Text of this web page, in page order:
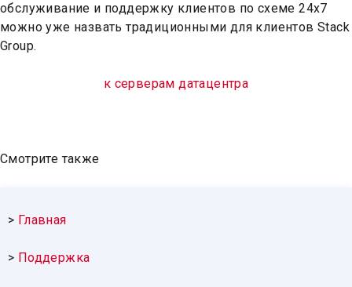
обслуживание и поддержку клиентов по схеме 24х7
можно уже назвать традиционными для клиентов Stack
Group.
к серверам датацентра
Смотрите также
> Главная
> Поддержка